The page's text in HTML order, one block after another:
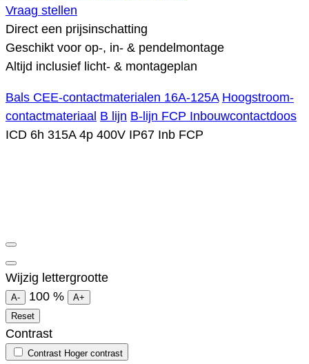
Vraag stellen
Direct een prijsinschatting
Geschikt voor op-, in- & pendelmontage
Altijd inclusief licht- & montageplan
Bals CEE-contactmaterialen 16A-125A Hoogstroom-
contactmateriaal B lijn B-lijn FCP Inbouwcontactdoos
ICD 6h 315A 4p 400V IP67 Inb FCP
Wijzig lettergrootte
A- 100 %
A+
Reset
Contrast
Contrast Hoger contrast